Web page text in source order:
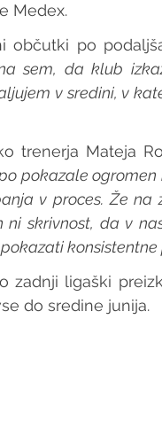
Medex.
občutki po
sem, da klub
v sredini, v
trenerja Mateja
pokazale
v proces. Že
ni skrivnost, da v
zadnji ligaški
do sredine junija.